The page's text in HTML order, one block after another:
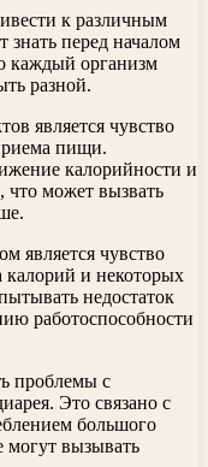
к различным
перед началом
каждый организм
разной.
является чувство
пищи.
калорийности и
что может вызвать
является чувство
калорий и некоторых
недостаток
работоспособности
проблемы с
Это связано с
большого
могут вызывать